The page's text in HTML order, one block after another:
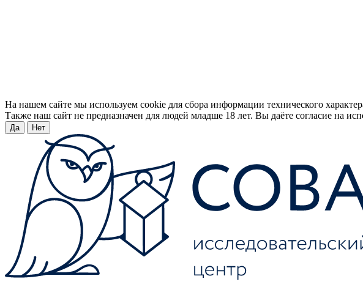
На нашем сайте мы используем cookie для сбора информации технического
Также наш сайт не предназначен для людей младше 18 лет. Вы даёте согласие на
Да Нет